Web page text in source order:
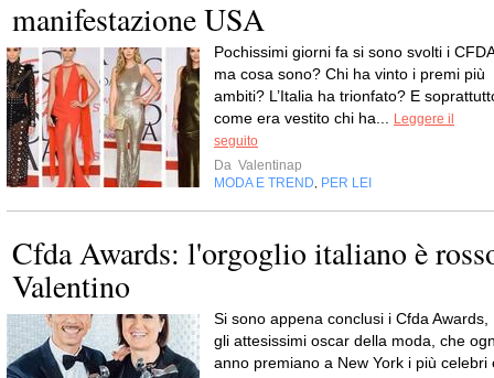
manifestazione USA
Pochissimi giorni fa si sono svolti i
ma cosa sono? Chi ha vinto i premi più
ambiti? L’Italia ha trionfato? E
come era vestito chi ha...
Leggere il
seguito
Da Valentinap
MODA E TREND
PER LEI
Cfda Awards: l'orgoglio italiano è
Valentino
Si sono appena conclusi i Cfda Awards,
gli attesissimi oscar della moda, che
anno premiano a New York i più celebri